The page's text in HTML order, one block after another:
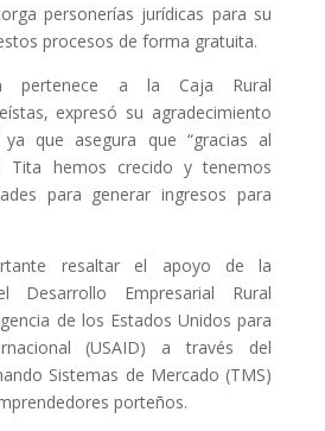
personerías jurídicas para su
procesos de forma gratuita.
pertenece a la Caja Rural
expresó su agradecimiento
que asegura que “gracias al
hemos crecido y tenemos
para generar ingresos para
resaltar el apoyo de la
Desarrollo Empresarial Rural
de los Estados Unidos para
(USAID) a través del
Sistemas de Mercado (TMS)
porteños.